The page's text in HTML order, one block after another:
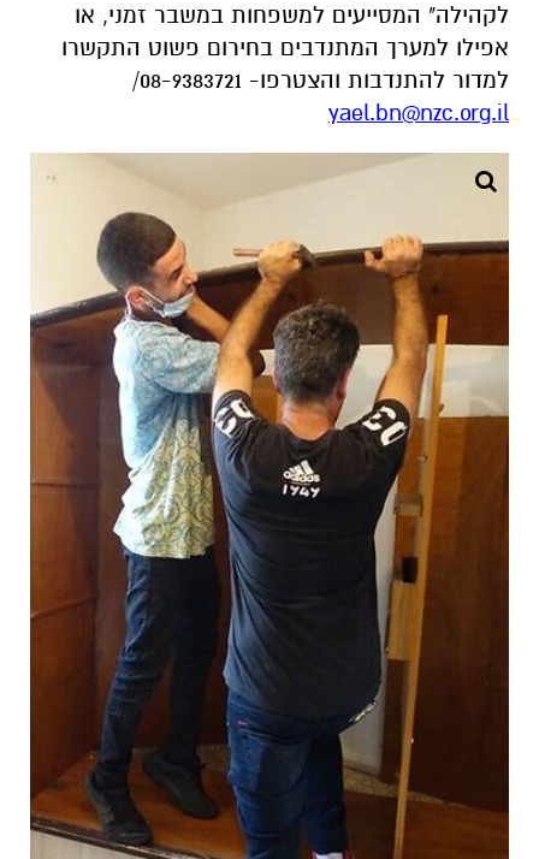
לקהילה" המסייעים למשפחות במשבר זמני, או
אפילו למערך המתנדבים בחירום פשוט התקשרו
למדור להתנדבות והצטרפו- 08-9383721/
yael.bn@nzc.org.il